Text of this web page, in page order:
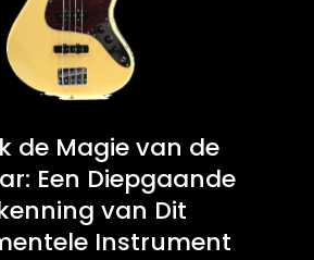
de Magie van de
Een Diepgaande
van Dit
Instrument